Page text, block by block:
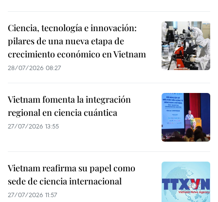
Ciencia, tecnología e innovación:
pilares de una nueva etapa de
crecimiento económico en Vietnam
28/07/2026 08:27
Vietnam fomenta la integración
regional en ciencia cuántica
27/07/2026 13:55
Vietnam reafirma su papel como
sede de ciencia internacional
27/07/2026 11:57